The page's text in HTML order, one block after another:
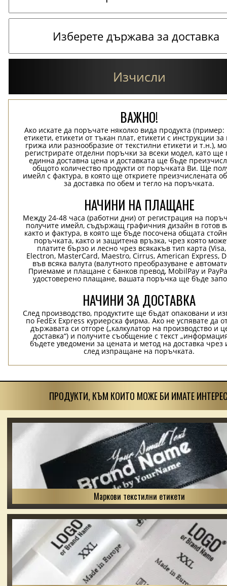
Изчисли
ВАЖНО!
Ако искате да поръчате няколко вида продукта
етикети, етикети от тъкан плат, етикети с инструкции
грижа или разнообразие от текстилни етикети и т.н.),
регистрирате отделни поръчки за всеки модел, като ще
единна доставна цена и доставката ще бъде
общото количество продукти от поръчката Ви. Ще
имейл с фактура, в която ще откриете преизчислената
за доставка по обем и тегло на поръчката.
НАЧИНИ НА ПЛАЩАНЕ
Между 24-48 часа (работни дни) от регистрация на
получите имейл, съдържащ графичния дизайн в готов
както и фактура, в която ще бъде посочена общата
поръчката, както и защитена връзка, чрез която
платите бързо и лесно чрез всякакъв тип карта
Electron, MasterCard, Maestro, Cirrus, American Express,
във всяка валута (валутното преобразуване е
Приемаме и плащане с банков превод, MobilPay и
удостоверено плащане, вашата поръчка ще бъде
НАЧИНИ ЗА ДОСТАВКА
След производство, продуктите ще бъдат опаковани и
по FedEx Express куриерска фирма. Ако не успявате да
държавата си отгоре („калкулатор на производство и
доставка“) и получите съобщение с текст
бъдете уведомени за цената и метод на доставка чрез
след изпращане на поръчката.
ПРОДУКТИ, КЪМ КОИТО МОЖЕ БИ ИМАТЕ
Маркови текстилни етикети